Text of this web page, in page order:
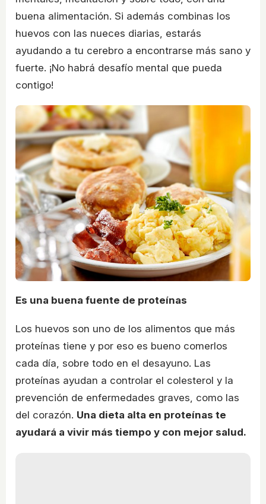
buena alimentación. Si además combinas los
huevos con las nueces diarias, estarás
ayudando a tu cerebro a encontrarse más sano y
fuerte. ¡No habrá desafío mental que pueda
contigo!
Es una buena fuente de proteínas
Los huevos son uno de los alimentos que más
proteínas tiene y por eso es bueno comerlos
cada día, sobre todo en el desayuno. Las
proteínas ayudan a controlar el colesterol y la
prevención de enfermedades graves, como las
del corazón. Una dieta alta en proteínas te
ayudará a vivir más tiempo y con mejor salud.